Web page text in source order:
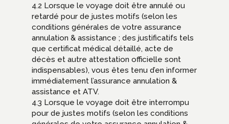
4.2 Lorsque le voyage doit être annulé ou
retardé pour de justes motifs (selon les
conditions générales de votre assurance
annulation & assistance ; des justificatifs tels
que certificat médical détaillé, acte de
décès et autre attestation officielle sont
indispensables), vous êtes tenu d’en informer
immédiatement l’assurance annulation &
assistance et ATV.
4.3 Lorsque le voyage doit être interrompu
pour de justes motifs (selon les conditions